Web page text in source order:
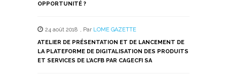
OPPORTUNITÉ ?
24 août 2018 , Par LOME GAZETTE
ATELIER DE PRÉSENTATION ET DE LANCEMENT DE
LA PLATEFORME DE DIGITALISATION DES PRODUITS
ET SERVICES DE L’ACFB PAR CAGECFI SA